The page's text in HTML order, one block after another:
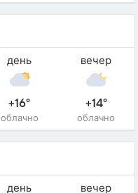
день
+16°
облачно
вечер
+14°
облачно
день вечер